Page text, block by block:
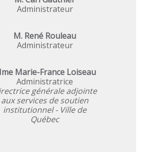
Administrateur
M. René Rouleau
Administrateur
Marie-France Loiseau
Administratrice
générale adjointe
aux services de soutien
institutionnel - Ville de
Québec